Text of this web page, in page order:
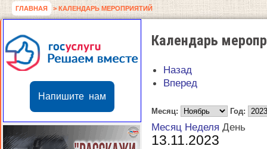
ГЛАВНАЯ > КАЛЕНДАРЬ МЕРОПРИЯТИЙ
Напишите нам
Календарь
Назад
Вперед
Месяц: Год:
Месяц Неделя День
13.11.2023